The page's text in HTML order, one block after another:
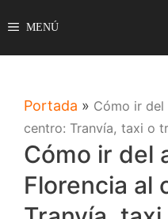
al
contenido
MENÚ
Portada » Cómo ir
centro: Tranvía, taxi o
Cómo ir del
Florencia al